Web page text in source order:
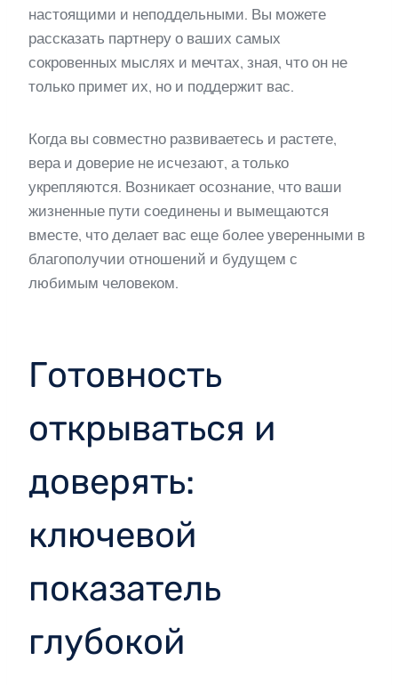
настоящими и неподдельными. Вы можете
рассказать партнеру о ваших самых
сокровенных мыслях и мечтах, зная, что он не
только примет их, но и поддержит вас.
Когда вы совместно развиваетесь и растете,
вера и доверие не исчезают, а только
укрепляются. Возникает осознание, что ваши
жизненные пути соединены и вымещаются
вместе, что делает вас еще более уверенными в
благополучии отношений и будущем с
любимым человеком.
Готовность
открываться и
доверять:
ключевой
показатель
глубокой